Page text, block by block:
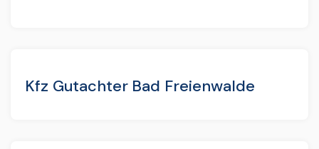
Kfz Gutachter Bad Freienwalde